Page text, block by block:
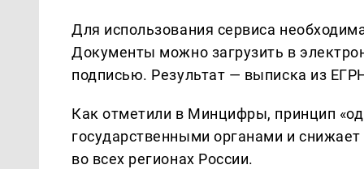
Для использования сервиса
Документы можно загрузить в
подписью. Результат — выписка из
Как отметили в Минцифры, принцип
государственными органами и
во всех регионах России.